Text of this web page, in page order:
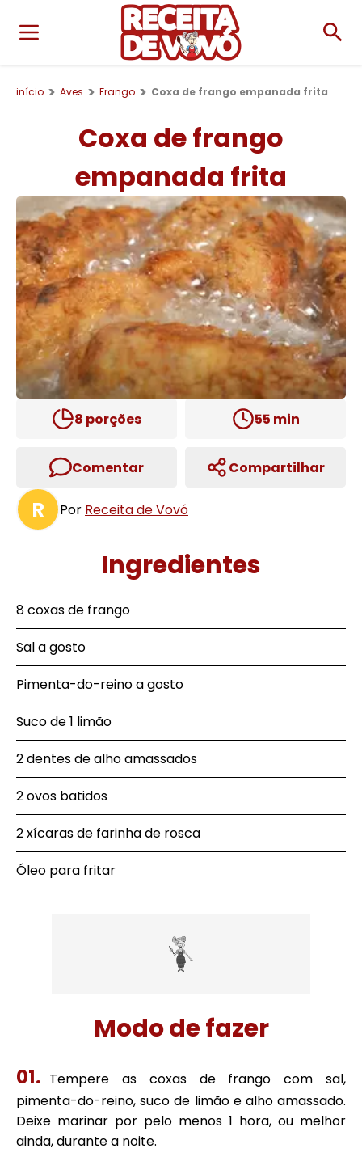
início Aves Frango Coxa de frango empanada frita
Coxa de frango
empanada frita
8 porções 55 min
Comentar Compartilhar
R Por Receita de Vovó
Ingredientes
8 coxas de frango
Sal a gosto
Pimenta-do-reino a gosto
Suco de 1 limão
2 dentes de alho amassados
2 ovos batidos
2 xícaras de farinha de rosca
Óleo para fritar
Modo de fazer
Tempere as coxas de frango com sal,
pimenta-do-reino, suco de limão e alho amassado.
Deixe marinar por pelo menos 1 hora, ou melhor
ainda, durante a noite.